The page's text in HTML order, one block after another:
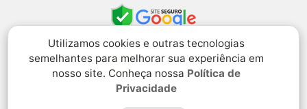
Utilizamos cookies e outras tecnologias
semelhantes para melhorar sua experiência em
nosso site. Conheça nossa Política de
Privacidade